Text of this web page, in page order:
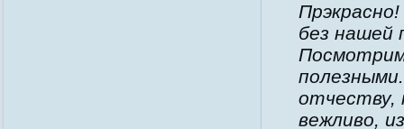
без нашей
отчеству,
вежливо,